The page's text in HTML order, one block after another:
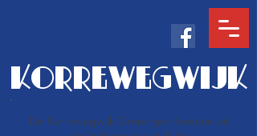
KORREWEGWIJK
De Korrewegwijk Groningen bestaat uit